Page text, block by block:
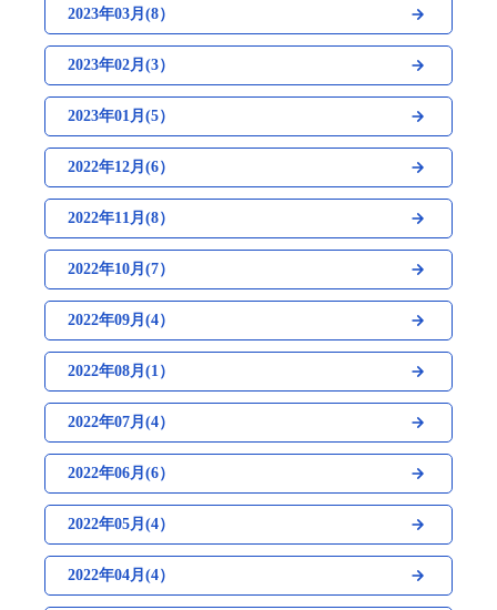
2023年03月(8）
2023年02月(3）
2023年01月(5）
2022年12月(6）
2022年11月(8）
2022年10月(7）
2022年09月(4）
2022年08月(1）
2022年07月(4）
2022年06月(6）
2022年05月(4）
2022年04月(4）